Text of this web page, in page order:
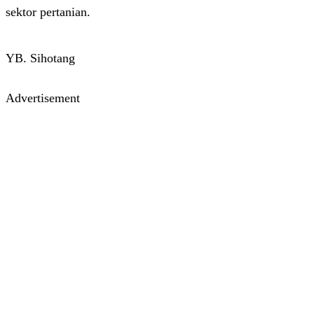
sektor pertanian.
YB. Sihotang
Advertisement